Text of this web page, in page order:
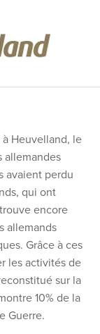
à Heuvelland, le
allemandes
avaient perdu
qui ont
encore
allemands
Grâce à ces
les activités de
sur la
10% de la
Guerre.